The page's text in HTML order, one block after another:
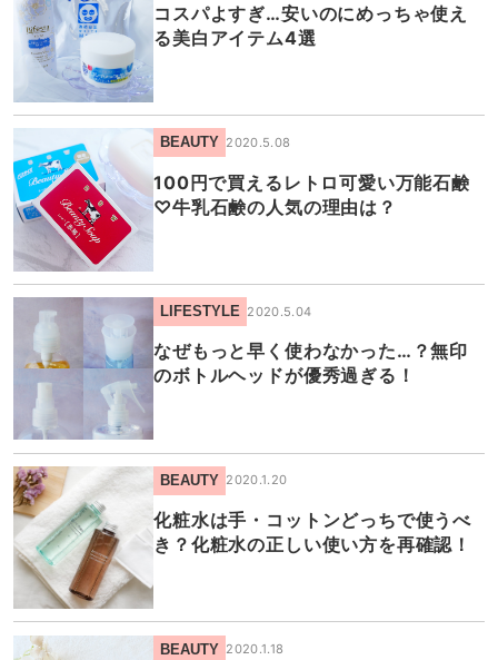
コスパよすぎ…安いのにめっちゃ使え
る美白アイテム4選
BEAUTY 2020.5.08
100円で買えるレトロ可愛い万能石鹸
♡牛乳石鹸の人気の理由は？
LIFESTYLE 2020.5.04
なぜもっと早く使わなかった…？無印
のボトルヘッドが優秀過ぎる！
BEAUTY 2020.1.20
化粧水は手・コットンどっちで使うべ
き？化粧水の正しい使い方を再確認！
BEAUTY 2020.1.18